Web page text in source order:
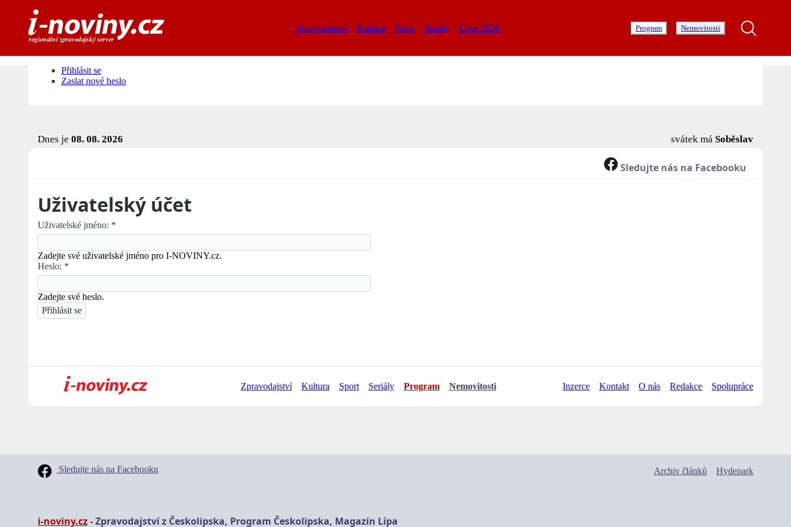
Zpravodajství Kultura Sport Seriály Únor 2026 Program Nemovitosti
Přihlásit se
Zaslat nové heslo
Dnes je 08. 08. 2026 svátek má Soběslav
Sledujte nás na Facebooku
Uživatelský účet
Uživatelské jméno: *
Zadejte své uživatelské jméno pro I-NOVINY.cz.
Heslo: *
Zadejte své heslo.
Zpravodajství Kultura Sport Seriály Program Nemovitosti Inzerce Kontakt O nás Redakce Spolupráce
Sledujte nás na Facebooku Archiv článků Hydepark
i-noviny.cz- Zpravodajství z Českolipska, Program Českolipska, Magazín Lípa